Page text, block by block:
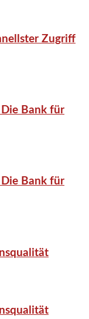
Zugriff
Bank für
Bank für